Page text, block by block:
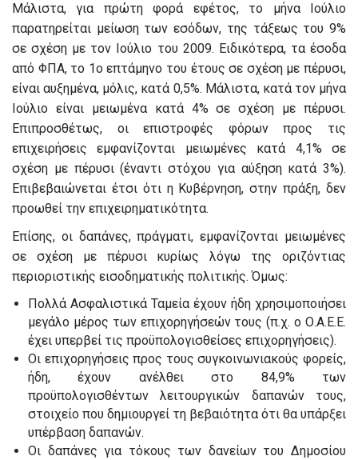
Μάλιστα, για πρώτη φορά εφέτος, το μήνα Ιούλιο
παρατηρείται μείωση των εσόδων, της τάξεως του 9%
σε σχέση με τον Ιούλιο του 2009. Ειδικότερα, τα έσοδα
από ΦΠΑ, το 1ο επτάμηνο του έτους σε σχέση με πέρυσι,
είναι αυξημένα, μόλις, κατά 0,5%. Μάλιστα, κατά τον μήνα
Ιούλιο είναι μειωμένα κατά 4% σε σχέση με πέρυσι.
Επιπροσθέτως, οι επιστροφές φόρων προς τις
επιχειρήσεις εμφανίζονται μειωμένες κατά 4,1% σε
σχέση με πέρυσι (έναντι στόχου για αύξηση κατά 3%).
Επιβεβαιώνεται έτσι ότι η Κυβέρνηση, στην πράξη, δεν
προωθεί την επιχειρηματικότητα.
Επίσης, οι δαπάνες, πράγματι, εμφανίζονται μειωμένες
σε σχέση με πέρυσι κυρίως λόγω της οριζόντιας
περιοριστικής εισοδηματικής πολιτικής. Όμως:
Πολλά Ασφαλιστικά Ταμεία έχουν ήδη χρησιμοποιήσει
μεγάλο μέρος των επιχορηγήσεών τους (π.χ. ο Ο.Α.Ε.Ε.
έχει υπερβεί τις προϋπολογισθείσες επιχορηγήσεις).
Οι επιχορηγήσεις προς τους συγκοινωνιακούς φορείς,
ήδη, έχουν ανέλθει στο 84,9% των
προϋπολογισθέντων λειτουργικών δαπανών τους,
στοιχείο που δημιουργεί τη βεβαιότητα ότι θα υπάρξει
υπέρβαση δαπανών.
Οι δαπάνες για τόκους των δανείων του Δημοσίου